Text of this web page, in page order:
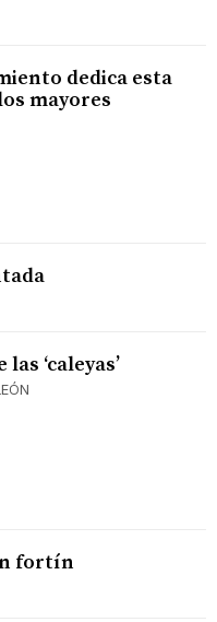
dedica esta
mayores
‘caleyas’
fortín